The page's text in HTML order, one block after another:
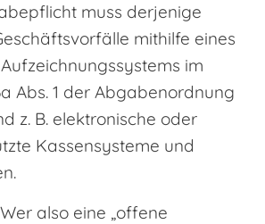
muss derjenige
mithilfe eines
im
Abs. 1 der Abgabenordnung
z. B. elektronische oder
Kassensysteme und
also eine „offene